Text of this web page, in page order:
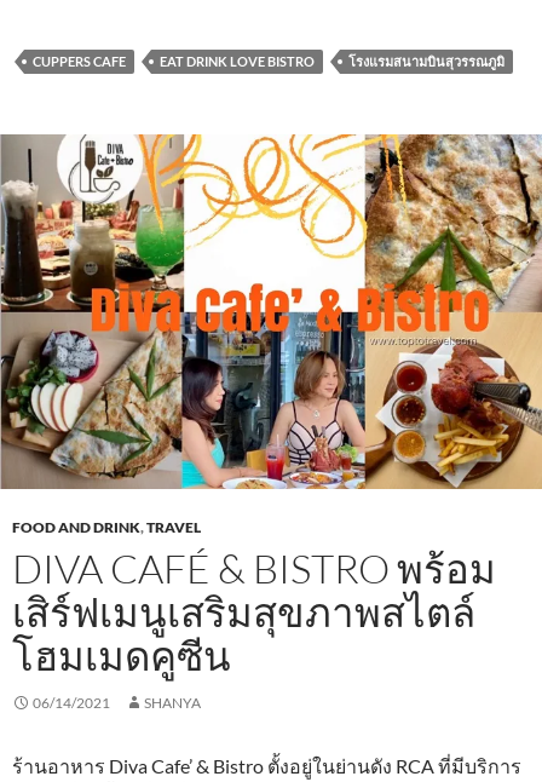
e
o
o
k
itt ail at
A
p
p
e ar
CUPPERS CAFE EAT DRINK LOVE BISTRO โรงแรมสนามบินสุวรรณภูมิ
FOOD AND DRINK,TRAVEL
DIVA CAFÉ & BISTRO พร้อม
เสิร์ฟเมนูเสริมสุขภาพสไตล์
โฮมเมดคูซีน
06/14/2021 SHANYA
ร้านอาหาร Diva Cafe’ & Bistro ตั้งอยู่ในย่านดัง RCA ที่มีบริการ